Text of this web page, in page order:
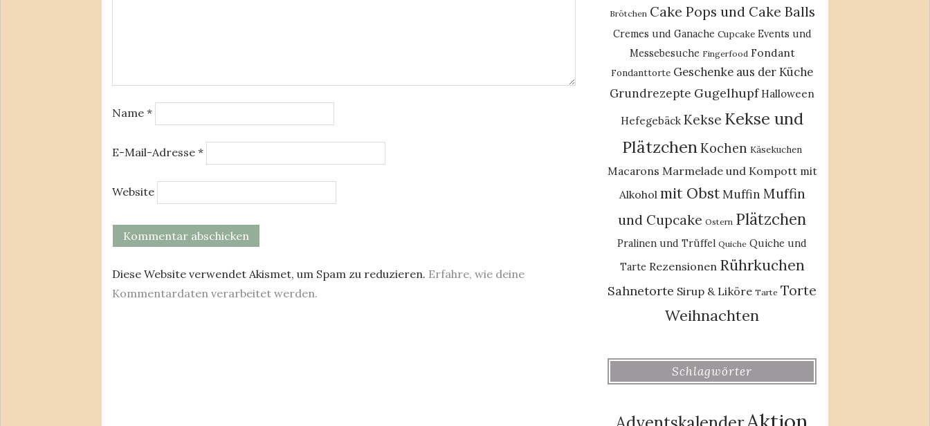
Name *
E-Mail-Adresse *
Website
Diese Website verwendet Akismet, um Spam zu reduzieren. Erfahre, wie deine
Kommentardaten verarbeitet werden.
Brötchen Cake Pops und Cake Balls
Cremes und Ganache Cupcake Events und
Messebesuche Fingerfood Fondant
Fondanttorte Geschenke aus der Küche
Grundrezepte Gugelhupf Halloween
Hefegebäck Kekse Kekse und
Plätzchen Kochen Käsekuchen
Macarons Marmelade und Kompott mit
Alkohol mit Obst Muffin Muffin
und Cupcake Ostern Plätzchen
Pralinen und Trüffel Quiche Quiche und
Tarte Rezensionen Rührkuchen
Sahnetorte Sirup & Liköre Tarte Torte
Weihnachten
Schlagwörter